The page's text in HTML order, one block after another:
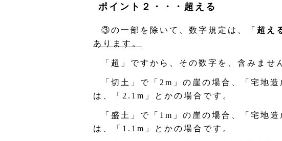
ポイント２・・・超える
③の一部を除いて、数字規定は、「 超え
あります。
「超」ですから、その数字を、含みませ
「切土」で「2m」の崖の場合、「宅地
は、「2.1m」とかの場合です。
「盛土」で「1m」の崖の場合、「宅地
は、「1.1m」とかの場合です。